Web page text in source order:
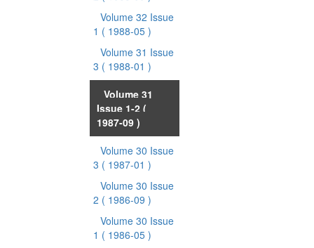
Volume 32 Issue
1 ( 1988-05 )
Volume 31 Issue
3 ( 1988-01 )
Volume 31
Issue 1-2 (
1987-09 )
Volume 30 Issue
3 ( 1987-01 )
Volume 30 Issue
2 ( 1986-09 )
Volume 30 Issue
1 ( 1986-05 )